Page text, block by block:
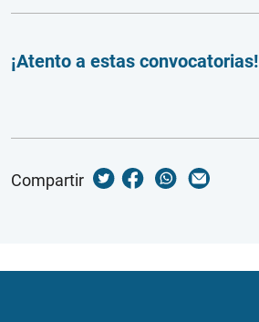
¡Atento a estas convocatorias!
Compartir